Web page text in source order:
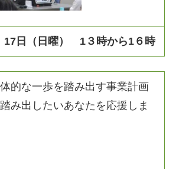
17日（日曜） 1３時から1６時
的な一歩を踏み出す事業計画
み出したいあなたを応援しま